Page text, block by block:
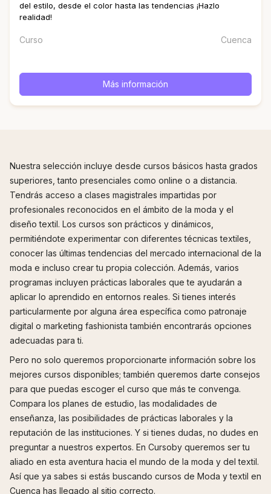
del estilo, desde el color hasta las tendencias ¡Hazlo
realidad!
Curso Cuenca
Más información
Nuestra selección incluye desde cursos básicos hasta grados
superiores, tanto presenciales como online o a distancia.
Tendrás acceso a clases magistrales impartidas por
profesionales reconocidos en el ámbito de la moda y el
diseño textil. Los cursos son prácticos y dinámicos,
permitiéndote experimentar con diferentes técnicas textiles,
conocer las últimas tendencias del mercado internacional de la
moda e incluso crear tu propia colección. Además, varios
programas incluyen prácticas laborales que te ayudarán a
aplicar lo aprendido en entornos reales. Si tienes interés
particularmente por alguna área específica como patronaje
digital o marketing fashionista también encontrarás opciones
adecuadas para ti.
Pero no solo queremos proporcionarte información sobre los
mejores cursos disponibles; también queremos darte consejos
para que puedas escoger el curso que más te convenga.
Compara los planes de estudio, las modalidades de
enseñanza, las posibilidades de prácticas laborales y la
reputación de las instituciones. Y si tienes dudas, no dudes en
preguntar a nuestros expertos. En Cursoby queremos ser tu
aliado en esta aventura hacia el mundo de la moda y del textil.
Así que ya sabes si estás buscando cursos de Moda y textil en
Cuenca has llegado al sitio correcto.